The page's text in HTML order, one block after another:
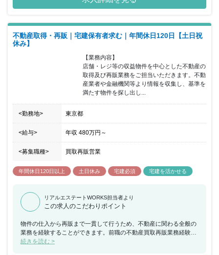
役所調査、物件販売準備は営業事務と相談しながら進められますの
ば、3名～5名のマネジメントを行いつつ、部長陣ともコミュニケー
ションを取り、現場と幹部の考え双方のバランスを取り業務を遂行
すします。 また部長ランクになれば、マネジメントと経営陣ととも
に事業推進、経営方針を決定するなど、裁量をもって働けます。 同
社はフレックス制もあり、完全週休2日制・年間休日125日ですの
で、プライベートもしっかり確保できます。意欲的な方からの募集
不動産取得・再販｜宅建保有者求む｜年間休日120日【土日祝
休み】
【業務内容】
店舗・レジ等の収益物件を中心とした不動産の
取得及び再販業務をご担当いただきます。不動
産業者や金融機関等より情報を収集し、基準を
満たす物件を探し出し...
<勤務地> 東京都
<給与> 年収 480万円 ～
<募集職種> 買取再販営業
年間休日120日以上 土日休み 宅建必須 宅建を活かせる
リアルエステートWORKS担当者より
この求人のこだわりポイント
物件の仕入から再販まで一貫して行うため、不動産に関わる全般の
業務を経験することができます。前職の不動産買取再販業務経験や
テナントリーシング業務経験をもとに、得意分野を伸ばすことがで
続きを読む >